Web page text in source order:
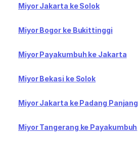
Miyor Jakarta ke Solok
Miyor Bogor ke Bukittinggi
Miyor Payakumbuh ke Jakarta
Miyor Bekasi ke Solok
Miyor Jakarta ke Padang Panjang
Miyor Tangerang ke Payakumbuh